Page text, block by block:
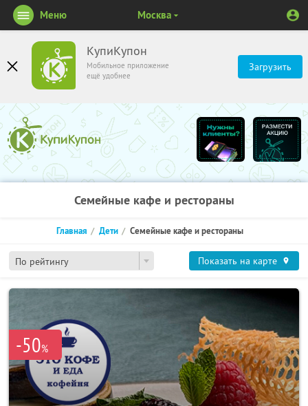
КупиКупон
Мобильное приложение
ещё удобнее
Загрузить
Меню Москва
Семейные кафе и рестораны
По рейтингу
Главная Дети Семейные кафе и рестораны
Показать на карте
-50%